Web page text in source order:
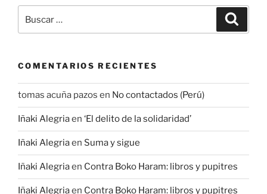
por:
COMENTARIOS RECIENTES
tomas acuña pazos en No contactados (Perú)
Iñaki Alegriaen ‘El delito de la solidaridad’
Iñaki Alegriaen Suma y sigue
Iñaki Alegriaen Contra Boko Haram: libros y pupitres
Iñaki Alegriaen Contra Boko Haram: libros y pupitres